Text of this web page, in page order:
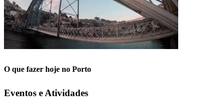
O que fazer hoje no Porto
Eventos e Atividades